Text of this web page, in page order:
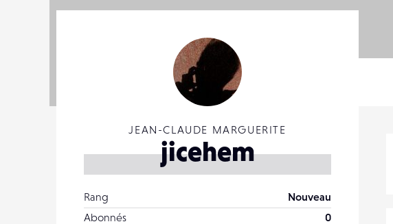
JEAN-CLAUDE MARGUERITE
jicehem
Rang
Nouveau
Abonnés
0